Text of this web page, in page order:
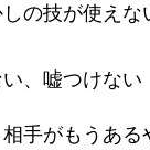
の技が使えな
、嘘つけない
手がもうあ